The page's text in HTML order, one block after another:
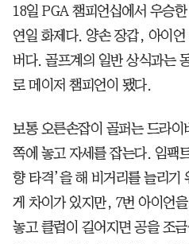
18일 PGA 챔피언십에서 우승
연일 화제다. 양손 장갑, 아이언
버다. 골프계의 일반 상식과는
로 메이저 챔피언이 됐다.
보통 오른손잡이 골퍼는 드라
쪽에 놓고 자세를 잡는다. 임팩
향 타격’을 해 비거리를 늘리기
게 차이가 있지만, 7번 아이언
놓고 클럽이 길어지면 공을 조